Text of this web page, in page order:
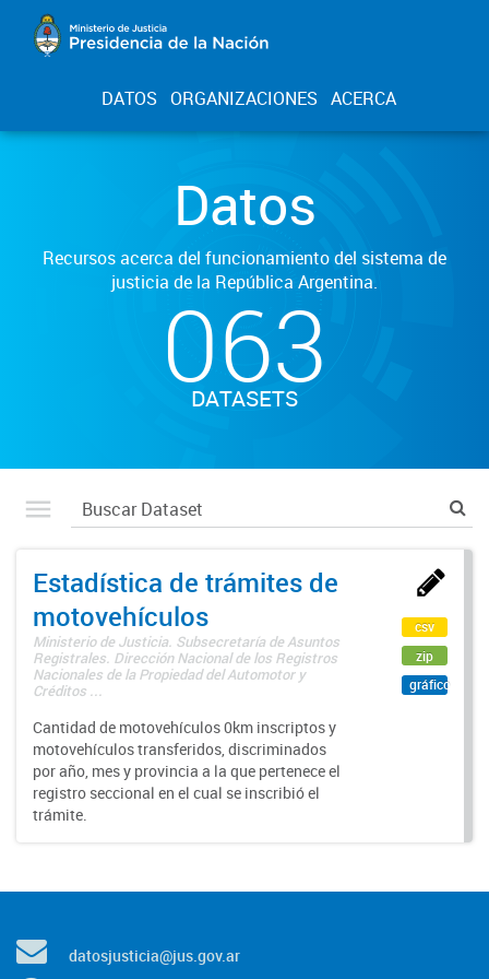
DATOS ORGANIZACIONES ACERCA
Datos
Recursos acerca del funcionamiento del sistema de
justicia de la República Argentina.
063
DATASETS
Estadística de trámites de
motovehículos
Ministerio de Justicia. Subsecretaría de Asuntos
Registrales. Dirección Nacional de los Registros
Nacionales de la Propiedad del Automotor y
Créditos ...
Cantidad de motovehículos 0km inscriptos y
motovehículos transferidos, discriminados
por año, mes y provincia a la que pertenece el
registro seccional en el cual se inscribió el
trámite.
csv
zip
gráfico
datosjusticia@jus.gov.ar